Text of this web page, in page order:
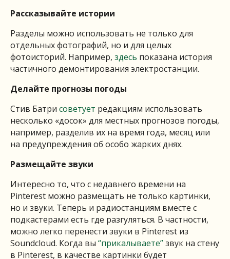
Рассказывайте истории
Разделы можно использовать не только для
отдельных фотографий, но и для целых
фотоисторий. Например, здесь показана история
частичного демонтирования электростанции.
Делайте прогнозы погоды
Стив Батри советует редакциям использовать
несколько «досок» для местных прогнозов погоды,
например, разделив их на время года, месяц или
на предупреждения об особо жарких днях.
Размещайте звуки
Интересно то, что с недавнего времени на
Pinterest можно размещать не только картинки,
но и звуки. Теперь и радиостанциям вместе с
подкастерами есть где разгуляться. В частности,
можно легко перенести звуки в Pinterest из
Soundcloud. Когда вы “прикалываете”звук на стену
в Pinterest, в качестве картинки будет